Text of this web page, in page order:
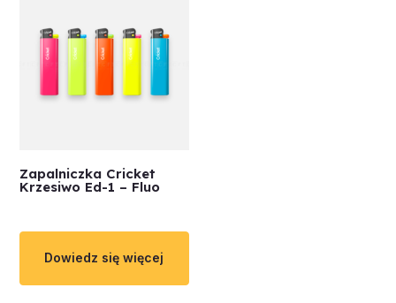
Zapalniczka Cricket
Krzesiwo Ed-1 – Fluo
Dowiedz się więcej